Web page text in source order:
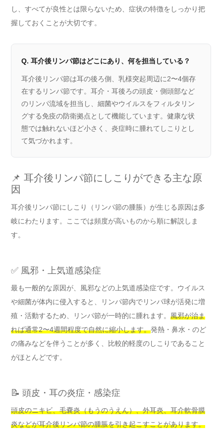
し、すべてが良性とは限らないため、症状の特徴をしっかり把
握しておくことが大切です。
Q. 耳介後リンパ節はどこにあり、何を担当している？
耳介後リンパ節は耳の後ろ側、乳様突起周辺に2〜4個存
在するリンパ節です。耳介・耳後ろの頭皮・側頭部など
のリンパ流域を担当し、細菌やウイルスをフィルタリン
グする免疫の防衛拠点として機能しています。健康な状
態では触れないほど小さく、炎症時に腫れてしこりとし
て気づかれます。
📌 耳介後リンパ節にしこりができる主な原
因
耳介後リンパ節にしこり（リンパ節の腫脹）が生じる原因は多
岐にわたります。ここでは頻度が高いものから順に解説しま
す。
✅ 風邪・上気道感染症
最も一般的な原因が、風邪などの上気道感染症です。ウイルス
や細菌が体内に侵入すると、リンパ節内でリンパ球が活発に増
殖・活動するため、リンパ節が一時的に腫れます。 風邪が治ま
れば通常2〜4週間程度で自然に縮小します。発熱・鼻水・のど
の痛みなどを伴うことが多く、比較的軽度のしこりであること
がほとんどです。
📝 頭皮・耳の炎症・感染症
頭皮のニキビ、毛嚢炎（もうのうえん）、外耳炎、耳介軟骨膜
炎などが耳介後リンパ節の腫脹を引き起こすことがあります。